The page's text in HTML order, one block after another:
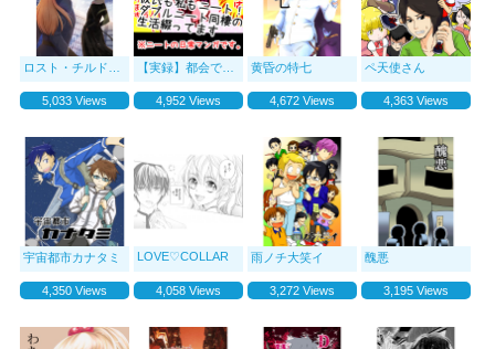
ロスト・チルドレン-Rebellion to Treason-
5,033 Views
【実録】都会でニート貞美の日常
4,952 Views
黄昏の特七
4,672 Views
ペ天使さん
4,363 Views
宇宙都市カナタミ
4,350 Views
LOVE♡COLLAR
4,058 Views
雨ノチ大笑イ
3,272 Views
醜悪
3,195 Views